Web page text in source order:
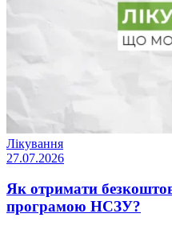
Лікування
27.07.2026
Як отримати
програмою НСЗУ?